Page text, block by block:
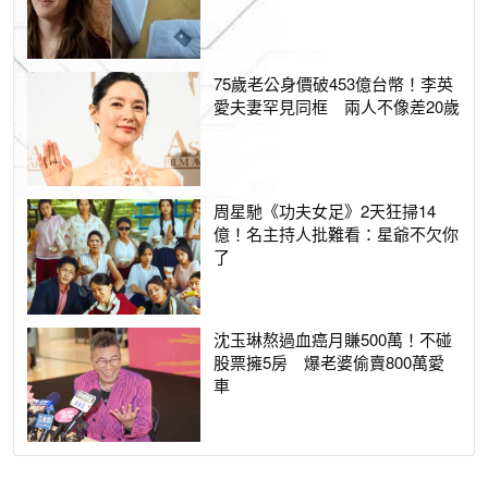
75歲老公身價破453億台幣！李英
愛夫妻罕見同框 兩人不像差20歲
周星馳《功夫女足》2天狂掃14
億！名主持人批難看：星爺不欠你
了
沈玉琳熬過血癌月賺500萬！不碰
股票擁5房 爆老婆偷賣800萬愛
車